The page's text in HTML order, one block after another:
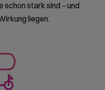
schon stark sind – und
liegen.